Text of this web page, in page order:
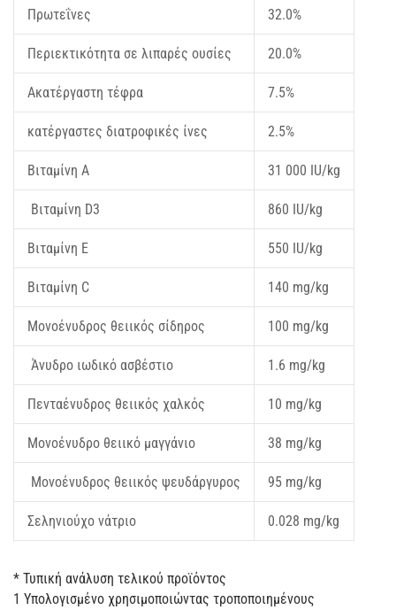
Πρωτεΐνες 32.0%
Περιεκτικότητα σε λιπαρές ουσίες 20.0%
Ακατέργαστη τέφρα 7.5%
κατέργαστες διατροφικές ίνες 2.5%
Βιταμίνη Α 31 000 IU/kg
Βιταμίνη D3 860 IU/kg
Βιταμίνη Ε 550 IU/kg
Βιταμίνη C 140 mg/kg
Μονοένυδρος θειικός σίδηρος 100 mg/kg
Άνυδρο ιωδικό ασβέστιο 1.6 mg/kg
Πενταένυδρος θειικός χαλκός 10 mg/kg
Μονοένυδρο θειικό μαγγάνιο 38 mg/kg
Μονοένυδρος θειικός ψευδάργυρος 95 mg/kg
Σεληνιούχο νάτριο 0.028 mg/kg
* Τυπική ανάλυση τελικού προϊόντος
1 Υπολογισμένο χρησιμοποιώντας τροποποιημένους